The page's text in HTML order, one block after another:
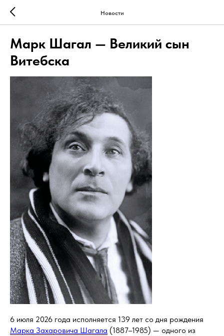
Новости
Марк Шагал — Великий сын
Витебска
6 июля 2026 года исполняется 139 лет со дня рождения
Марка Захаровича Шагала (1887–1985) — одного из